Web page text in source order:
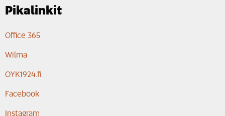
Pikalinkit
Office 365
Wilma
OYK1924.fi
Facebook
Instagram